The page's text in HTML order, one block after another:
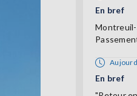
En bref
Montreuil-
En bref